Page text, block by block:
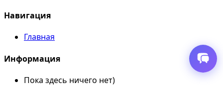
Навигация
Главная
Информация
Пока здесь ничего нет)